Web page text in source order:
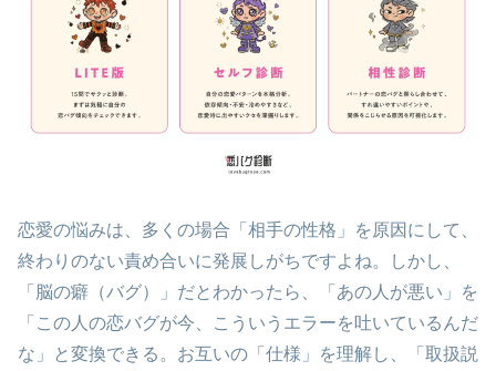
恋愛の悩みは、多くの場合「相手の性格」を原因にして、
終わりのない責め合いに発展しがちですよね。しかし、
「脳の癖（バグ）」だとわかったら、「あの人が悪い」を
「この人の恋バグが今、こういうエラーを吐いているんだ
な」と変換できる。お互いの「仕様」を理解し、「取扱説